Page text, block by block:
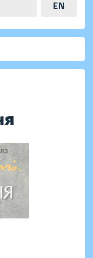
EN